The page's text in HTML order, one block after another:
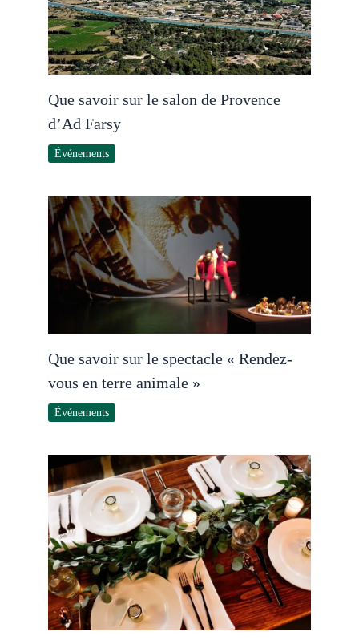
Que savoir sur le salon de Provence
d’Ad Farsy
Événements
Que savoir sur le spectacle « Rendez-
vous en terre animale »
Événements